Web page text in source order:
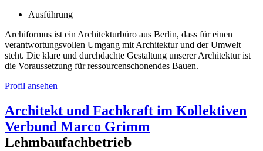
Ausführung
Archiformus ist ein Architekturbüro aus Berlin, dass für einen
verantwortungsvollen Umgang mit Architektur und der Umwelt
steht. Die klare und durchdachte Gestaltung unserer Architektur ist
die Voraussetzung für ressourcenschonendes Bauen.
Profil ansehen
Architekt und Fachkraft im Kollektiven
Verbund Marco Grimm
Lehmbaufachbetrieb